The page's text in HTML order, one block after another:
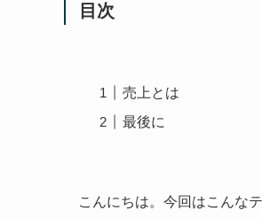
目次
売上とは
最後に
こんにちは。今回はこんな